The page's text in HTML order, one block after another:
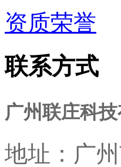
资质荣誉
联系方式
广州联庄科技
地址： 广